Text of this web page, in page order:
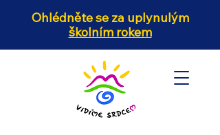
Ohlédněte se za uplynulým
školním rokem